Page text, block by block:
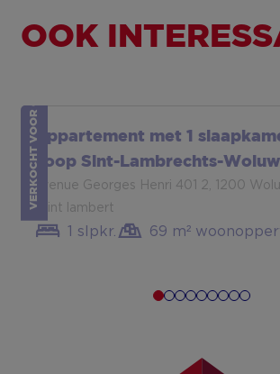
OOK
VERKOCHT VOOR OPEN HUIZEN DAGAppartement met 1
koop Sint-Lambrechts-
avenue Georges Henri 401 2, 1200
saint lambert
1 slpkr. 69 m²
Toon meer